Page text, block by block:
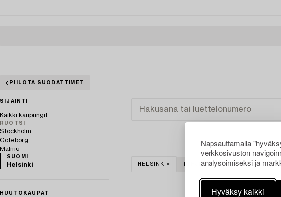
Napsauttamalla
verkkosivuston
analysoimiseksi ja
Hyväksy kaikki
PIILOTA SUODATTIMET
SIJAINTI
Kaikki kaupungit
RUOTSI
Stockholm
Göteborg
Malmö
SUOMI
Helsinki
HUUTOKAUPAT
HELSINKI TYHJENNÄ KAIKKI